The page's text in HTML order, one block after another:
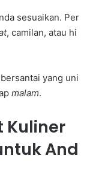
sesuaikan. Per
, camilan, atau hi
yang uni
malam.
Kuliner
And